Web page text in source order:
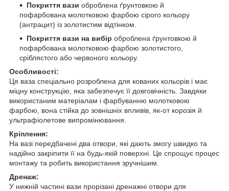
Покриття вази оброблена ґрунтовкою й
пофарбована молотковою фарбою сірого кольору
(антрацит) із золотистим відтінком.
Покриття вази на вибір оброблена ґрунтовкою й
пофарбована молотковою фарбою золотистого,
сріблястого або червоного кольору.
Особливості:
Ця ваза спеціально розроблена для кованих кольорів і має
міцну конструкцію, яка забезпечує її довговічність. Завдяки
використаним матеріалам і фарбуванню молотковою
фарбою, вона стійка до зовнішніх впливів, як-от корозія й
ультрафіолетове випромінювання.
Кріплення:
На вазі передбачені два отвори, які дають змогу швидко та
надійно закріпити її на будь-якій поверхні. Це спрощує процес
монтажу та робить використання зручнішим.
Дренаж:
У нижній частині вази прорізані дренажні отвори для